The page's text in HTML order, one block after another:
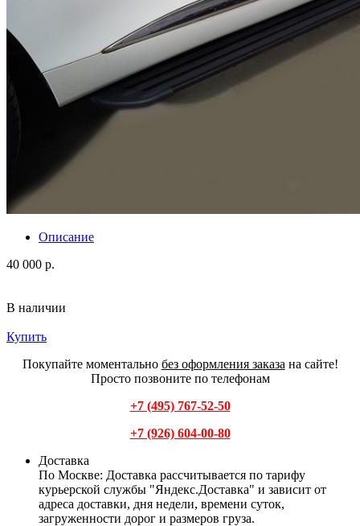
Описание
40 000 р.
В наличии
Купить
Покупайте моментально без оформления заказа на сайте!
Просто позвоните по телефонам
+7 (495) 767-52-50
+7 (926) 604-00-80
Доставка
По Москве: Доставка рассчитывается по тарифу
курьерской службы "Яндекс.Доставка" и зависит от
адреса доставки, дня недели, времени суток,
загруженности дорог и размеров груза.